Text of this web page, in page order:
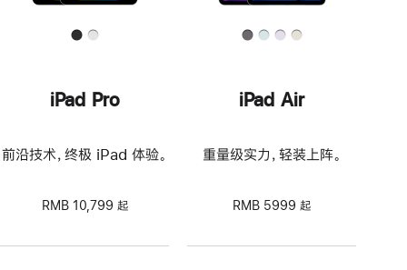
iPad Pro
前沿技术，终极 iPad 体验。
RMB 10,799 起
iPad Air
重量级实力，轻装上阵。
RMB 5999 起